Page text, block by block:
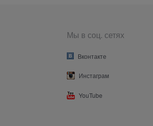
Мы в соц. сетях
Вконтакте
Инстаграм
YouTube